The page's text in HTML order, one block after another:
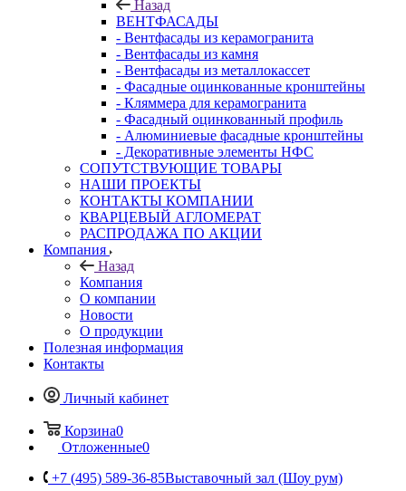
Назад
ВЕНТФАСАДЫ
- Вентфасады из керамогранита
- Вентфасады из камня
- Вентфасады из металлокассет
- Фасадные оцинкованные кронштейны
- Кляммера для керамогранита
- Фасадный оцинкованный профиль
- Алюминиевые фасадные кронштейны
- Декоративные элементы НФС
СОПУТСТВУЮЩИЕ ТОВАРЫ
НАШИ ПРОЕКТЫ
КОНТАКТЫ КОМПАНИИ
КВАРЦЕВЫЙ АГЛОМЕРАТ
РАСПРОДАЖА ПО АКЦИИ
Компания
Назад
Компания
О компании
Новости
О продукции
Полезная информация
Контакты
Личный кабинет
Корзина0
Отложенные0
+7 (495) 589-36-85Выставочный зал (Шоу рум)